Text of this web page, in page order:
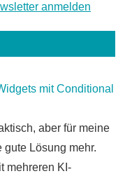
mit Conditional
aber für meine
gute Lösung mehr.
mehreren KI-